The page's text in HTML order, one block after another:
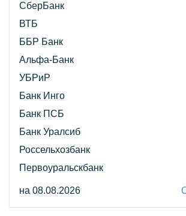
СберБанк
ВТБ
ББР Банк
Альфа-Банк
УБРиР
Банк Инго
Банк ПСБ
Банк Уралсиб
Россельхозбанк
Первоуральскбанк
на 08.08.2026